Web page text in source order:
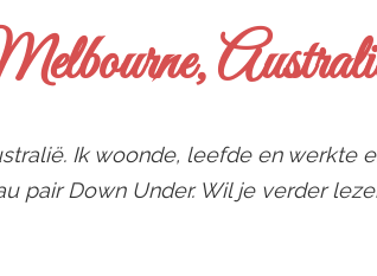
Ik woonde, leefde en werkte
pair Down Under. Wil je verder